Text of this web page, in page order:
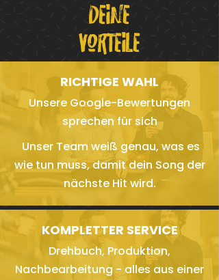
Deine
Vorteile
RICHTIGE WAHL
Unsere Google-Bewertungen
sprechen für sich
Unser Team weiß genau, was es
wie tun muss, damit dein Song der
nächste Hit wird.
KOMPLETTER SERVICE
Drehbuch, Produktion,
Nachbearbeitung - alles aus einer